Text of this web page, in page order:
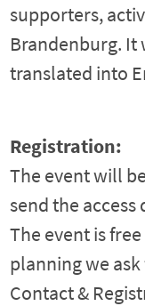
supporters,
Brandenburg. It
translated into
Registration:
The event will
send the
The event is
planning we
Contact &